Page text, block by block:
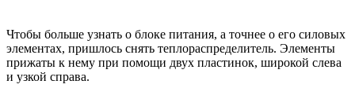
Чтобы больше узнать о блоке питания, а точнее о его силовых
элементах, пришлось снять теплораспределитель. Элементы
прижаты к нему при помощи двух пластинок, широкой слева
и узкой справа.